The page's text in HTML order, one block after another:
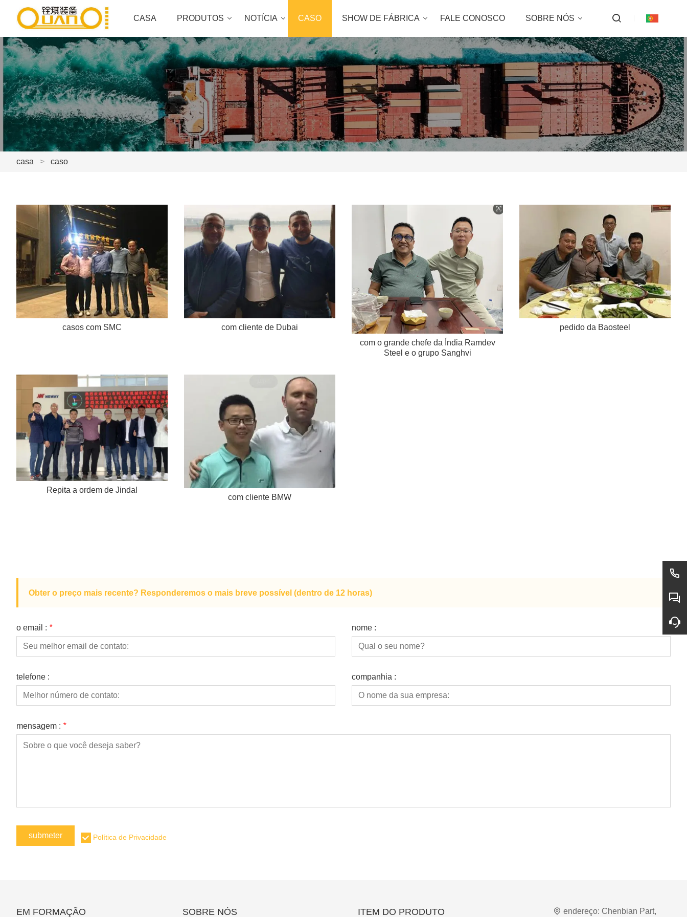
CASA PRODUTOS NOTÍCIA CASO SHOW DE FÁBRICA FALE CONOSCO SOBRE NÓS
casa > caso
casos com SMC
com cliente de Dubai
com o grande chefe da Índia Ramdev
Steel e o grupo Sanghvi
pedido da Baosteel
Repita a ordem de Jindal
com cliente BMW
Obter o preço mais recente? Responderemos o mais breve possível (dentro de 12 horas)
o email : * nome :
telefone : companhia :
mensagem : *
submeter Política de Privacidade
EM FORMAÇÃO SOBRE NÓS ITEM DO PRODUTO endereço: Chenbian Part,